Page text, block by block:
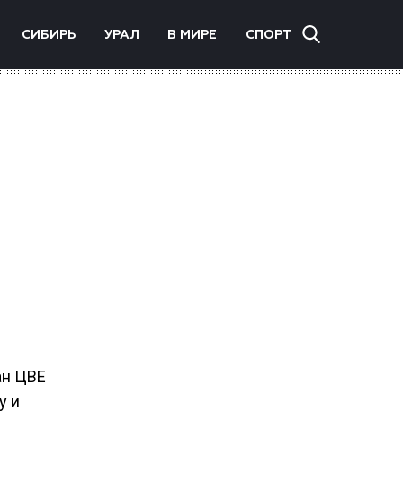
СИБИРЬ УРАЛ В МИРЕ СПОРТ
ЦВЕ
и